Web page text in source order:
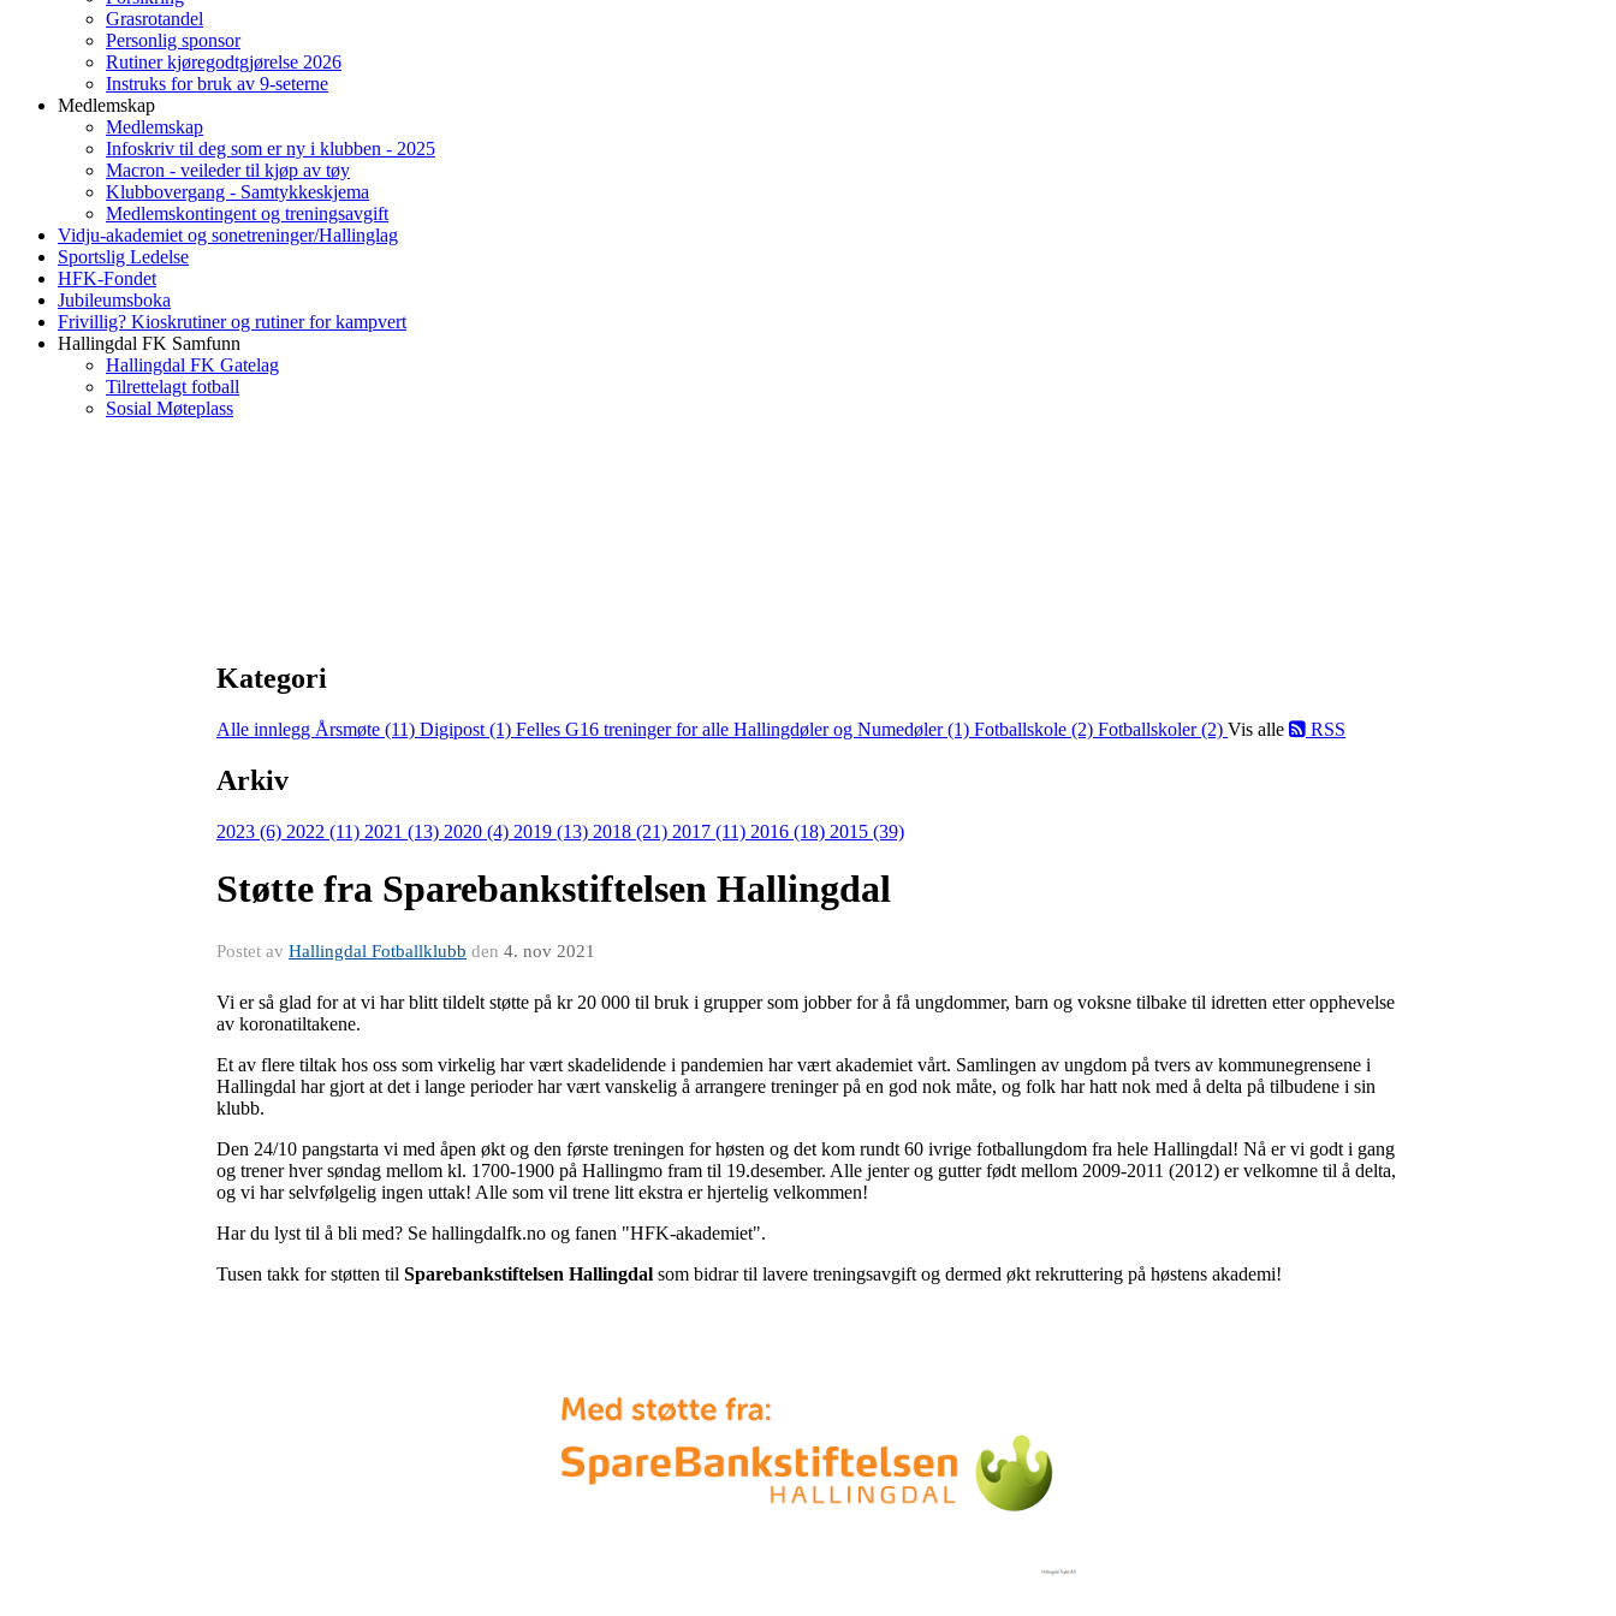
Grasrotandel
Personlig sponsor
Rutiner kjøregodtgjørelse 2026
Instruks for bruk av 9-seterne
Medlemskap
Medlemskap
Infoskriv til deg som er ny i klubben - 2025
Macron - veileder til kjøp av tøy
Klubbovergang - Samtykkeskjema
Medlemskontingent og treningsavgift
Vidju-akademiet og sonetreninger/Hallinglag
Sportslig Ledelse
HFK-Fondet
Jubileumsboka
Frivillig? Kioskrutiner og rutiner for kampvert
Hallingdal FK Samfunn
Hallingdal FK Gatelag
Tilrettelagt fotball
Sosial Møteplass
Kategori
Alle innlegg Årsmøte (11) Digipost (1) Felles G16 treninger for alle Hallingdøler og Numedøler (1) Fotballskole (2) Fotballskoler (2) Vis alle RSS
Arkiv
2023 (6) 2022 (11) 2021 (13) 2020 (4) 2019 (13) 2018 (21) 2017 (11) 2016 (18) 2015 (39)
Støtte fra Sparebankstiftelsen Hallingdal
Postet av Hallingdal Fotballklubb den 4. nov 2021
Vi er så glad for at vi har blitt tildelt støtte på kr 20 000 til bruk i grupper som jobber for å få ungdommer, barn og voksne tilbake til idretten etter opphevelse
av koronatiltakene.
Et av flere tiltak hos oss som virkelig har vært skadelidende i pandemien har vært akademiet vårt. Samlingen av ungdom på tvers av kommunegrensene i
Hallingdal har gjort at det i lange perioder har vært vanskelig å arrangere treninger på en god nok måte, og folk har hatt nok med å delta på tilbudene i sin
klubb.
Den 24/10 pangstarta vi med åpen økt og den første treningen for høsten og det kom rundt 60 ivrige fotballungdom fra hele Hallingdal! Nå er vi godt i gang
og trener hver søndag mellom kl. 1700-1900 på Hallingmo fram til 19.desember. Alle jenter og gutter født mellom 2009-2011 (2012) er velkomne til å delta,
og vi har selvfølgelig ingen uttak! Alle som vil trene litt ekstra er hjertelig velkommen!
Har du lyst til å bli med? Se hallingdalfk.no og fanen "HFK-akademiet".
Tusen takk for støtten til Sparebankstiftelsen Hallingdal som bidrar til lavere treningsavgift og dermed økt rekruttering på høstens akademi!